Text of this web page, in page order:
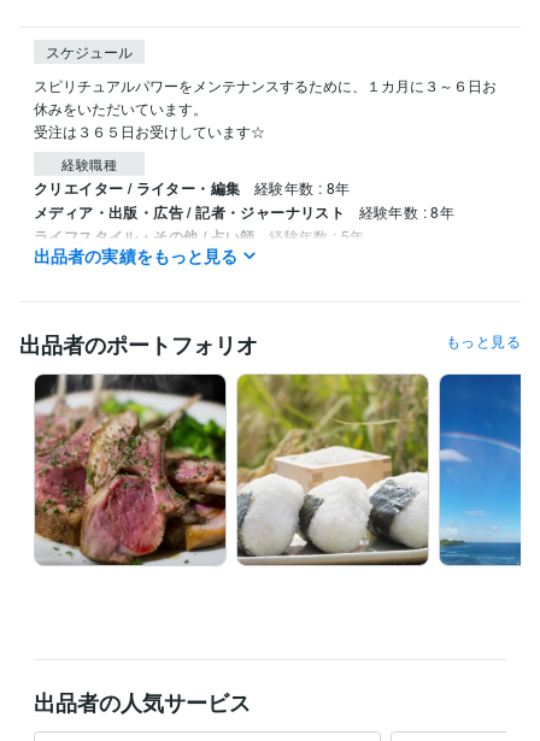
スケジュール
スピリチュアルパワーをメンテナンスするために、１カ月に３～６日お
休みをいただいています。
受注は３６５日お受けしています☆
経験職種
クリエイター / ライター・編集 経験年数 : 8年
メディア・出版・広告 / 記者・ジャーナリスト 経験年数 : 8年
ライフスタイル・その他 / 占い師 経験年数 : 5年
ライフスタイル・その他 / 講師・インストラクター
ハワイアンスピリチュアル鑑定/ハワイの文化・観光・グルメ執筆
その他ツール
ハワイアンスピリチュアルカウンセリング:5年栄養指導:5年
得意分野
占い 霊視透視でのハワイアンスピリチュアル鑑定
霊視 透視 スピリチュアル 恋愛 ダイエット 家庭 相性
仕事
運勢
厄除け
悩み相談・カウンセリング
ハナ的ポジティブシンキングカウンセリ
ング
出品者の実績をもっと見る
出品者のポートフォリオ もっと見る
出品者の人気サービス